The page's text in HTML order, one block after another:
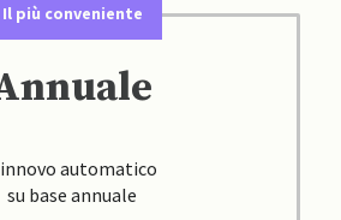
Il più conveniente
automatico
su base annuale